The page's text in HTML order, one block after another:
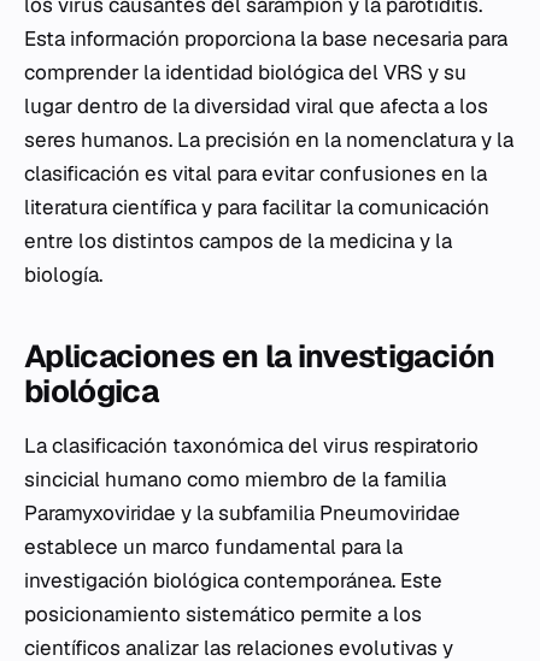
Esta información proporciona la base necesaria para
comprender la identidad biológica del VRS y su
lugar dentro de la diversidad viral que afecta a los
seres humanos. La precisión en la nomenclatura y la
clasificación es vital para evitar confusiones en la
literatura científica y para facilitar la comunicación
entre los distintos campos de la medicina y la
biología.
Aplicaciones en la investigación
biológica
La clasificación taxonómica del virus respiratorio
sincicial humano como miembro de la familia
Paramyxoviridae y la subfamilia Pneumoviridae
establece un marco fundamental para la
investigación biológica contemporánea. Este
posicionamiento sistemático permite a los
científicos analizar las relaciones evolutivas y